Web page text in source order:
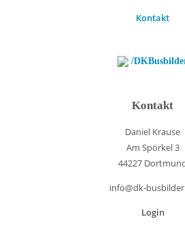
Kontakt
/
Kontakt
Daniel Krause
Am Spörkel 3
44227
info@dk-
Login